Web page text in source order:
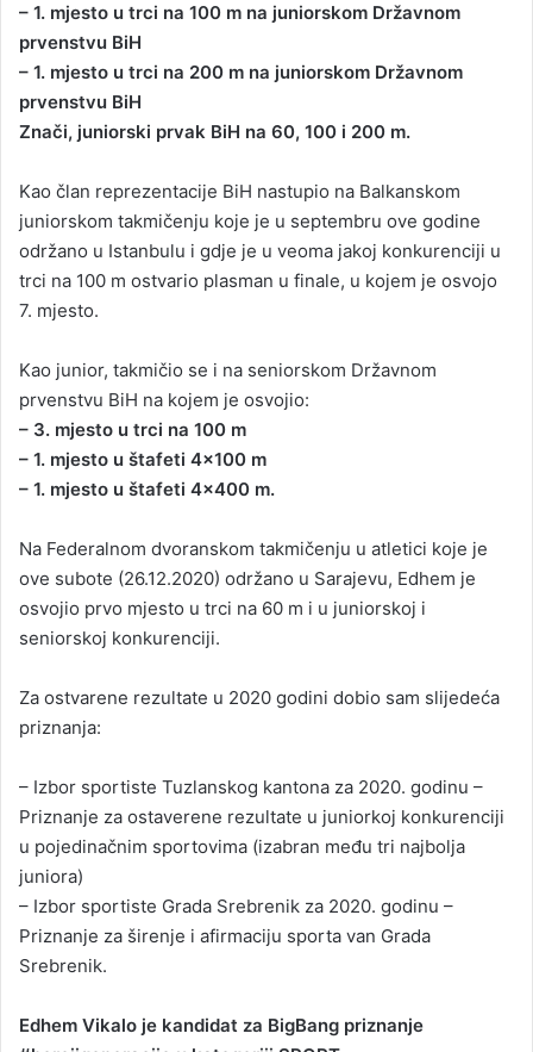
– 1. mjesto u trci na 100 m na juniorskom Državnom
prvenstvu BiH
– 1. mjesto u trci na 200 m na juniorskom Državnom
prvenstvu BiH
Znači, juniorski prvak BiH na 60, 100 i 200 m.
Kao član reprezentacije BiH nastupio na Balkanskom
juniorskom takmičenju koje je u septembru ove godine
održano u Istanbulu i gdje je u veoma jakoj konkurenciji u
trci na 100 m ostvario plasman u finale, u kojem je osvojo
7. mjesto.
Kao junior, takmičio se i na seniorskom Državnom
prvenstvu BiH na kojem je osvojio:
– 3. mjesto u trci na 100 m
– 1. mjesto u štafeti 4×100 m
– 1. mjesto u štafeti 4×400 m.
Na Federalnom dvoranskom takmičenju u atletici koje je
ove subote (26.12.2020) održano u Sarajevu, Edhem je
osvojio prvo mjesto u trci na 60 m i u juniorskoj i
seniorskoj konkurenciji.
Za ostvarene rezultate u 2020 godini dobio sam slijedeća
priznanja:
– Izbor sportiste Tuzlanskog kantona za 2020. godinu –
Priznanje za ostaverene rezultate u juniorkoj konkurenciji
u pojedinačnim sportovima (izabran među tri najbolja
juniora)
– Izbor sportiste Grada Srebrenik za 2020. godinu –
Priznanje za širenje i afirmaciju sporta van Grada
Srebrenik.
Edhem Vikalo je kandidat za BigBang priznanje